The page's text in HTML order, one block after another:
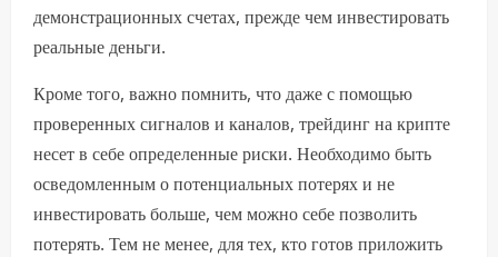
демонстрационных счетах, прежде чем инвестировать
реальные деньги.
Кроме того, важно помнить, что даже с помощью
проверенных сигналов и каналов, трейдинг на крипте
несет в себе определенные риски. Необходимо быть
осведомленным о потенциальных потерях и не
инвестировать больше, чем можно себе позволить
потерять. Тем не менее, для тех, кто готов приложить